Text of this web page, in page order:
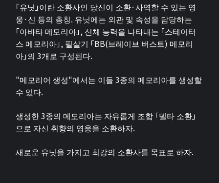
「유닛」이란 소환사인 당신이 소환·사역할 수 있는 영
웅·신 등의 총칭. 유닛에는 외관 및 속성을 담당하는
「아바타 메모리아」, 신체 능력을 나타내는 「스테이터
스 메모리아」, 필살기 「BB(브레이브 버스트) 메모리
아」의 3개로 구성된다.
"메모리어 생성"에서는 이들 3종의 메모리아를 생성할
수 있다.
생성한 3종의 메모리아는 자유롭게 조합 「델타 소환」
으로 자신 취향의 영웅을 소환하자.
새로운 유닛을 가지고 최강의 소환사를 목표로 하자.